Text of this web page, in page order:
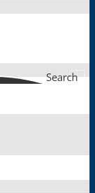
Search